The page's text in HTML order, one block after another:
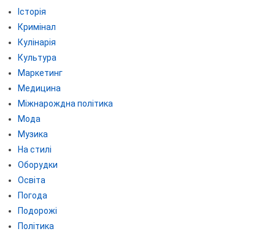
Історія
Кримінал
Кулінарія
Культура
Маркетинг
Медицина
Міжнарождна політика
Мода
Музика
На стилі
Оборудки
Освіта
Погода
Подорожі
Політика